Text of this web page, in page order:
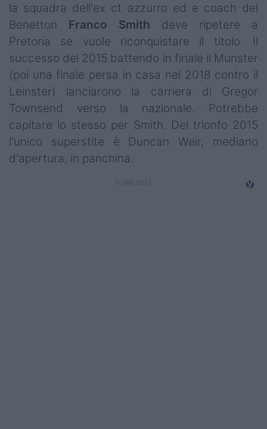
la squadra dell'ex ct azzurro ed e coach del
Benetton Franco Smith deve ripetere a
Pretoria se vuole riconquistare il titolo. Il
successo del 2015 battendo in finale il Munster
(poi una finale persa in casa nel 2018 contro il
Leinster) lanciarono la carriera di Gregor
Townsend verso la nazionale. Potrebbe
capitare lo stesso per Smith. Del trionfo 2015
l'unico superstite è Duncan Weir, mediano
d'apertura, in panchina.